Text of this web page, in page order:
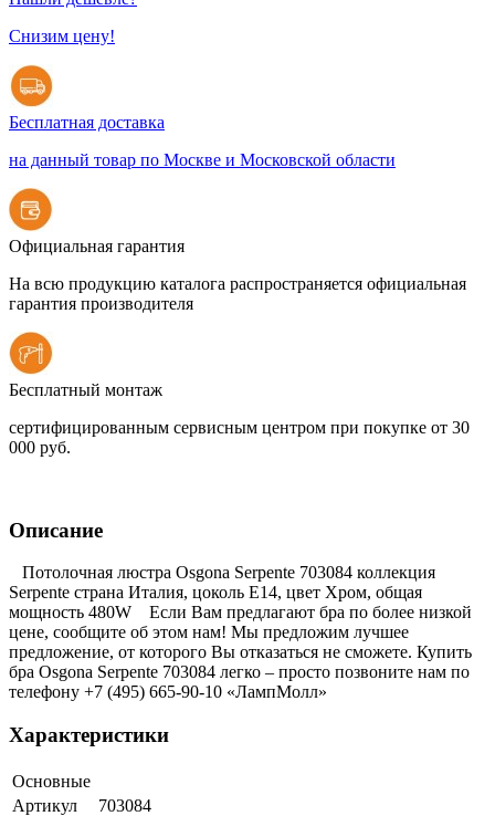
Снизим цену!
Бесплатная доставка
на данный товар по Москве и Московской области
Официальная гарантия
На всю продукцию каталога распространяется официальная
гарантия производителя
Бесплатный монтаж
сертифицированным сервисным центром при покупке от 30
000 руб.
Описание
Потолочная люстра Osgona Serpente 703084 коллекция
Serpente страна Италия, цоколь E14, цвет Хром, общая
мощность 480W Если Вам предлагают бра по более низкой
цене, сообщите об этом нам! Мы предложим лучшее
предложение, от которого Вы отказаться не сможете. Купить
бра Osgona Serpente 703084 легко – просто позвоните нам по
телефону +7 (495) 665-90-10 «ЛампМолл»
Характеристики
Основные
Артикул
703084